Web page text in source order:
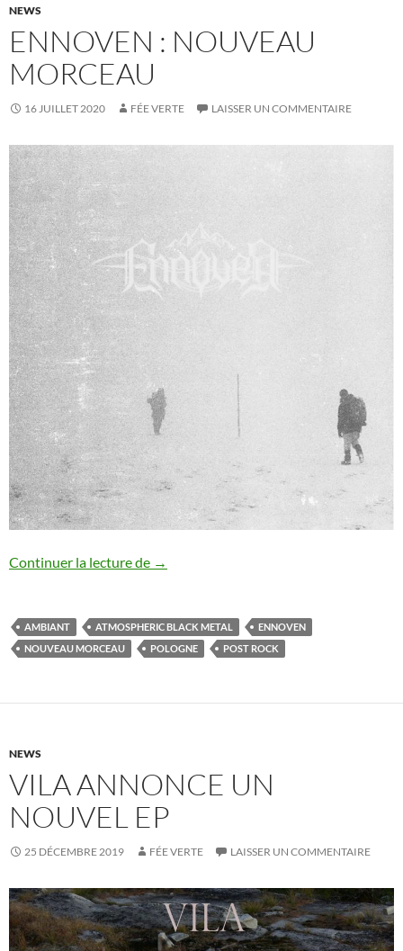
NEWS
ENNOVEN : NOUVEAU
MORCEAU
16 JUILLET 2020 FÉE VERTE LAISSER UN COMMENTAIRE
Continuer la lecture de Ennoven : nouveau morceau
→
AMBIANT ATMOSPHERIC BLACK METAL
ENNOVEN
NOUVEAU MORCEAU
POLOGNE POST ROCK
NEWS
VILA ANNONCE UN
NOUVEL EP
25 DÉCEMBRE 2019 FÉE VERTE LAISSER UN COMMENTAIRE